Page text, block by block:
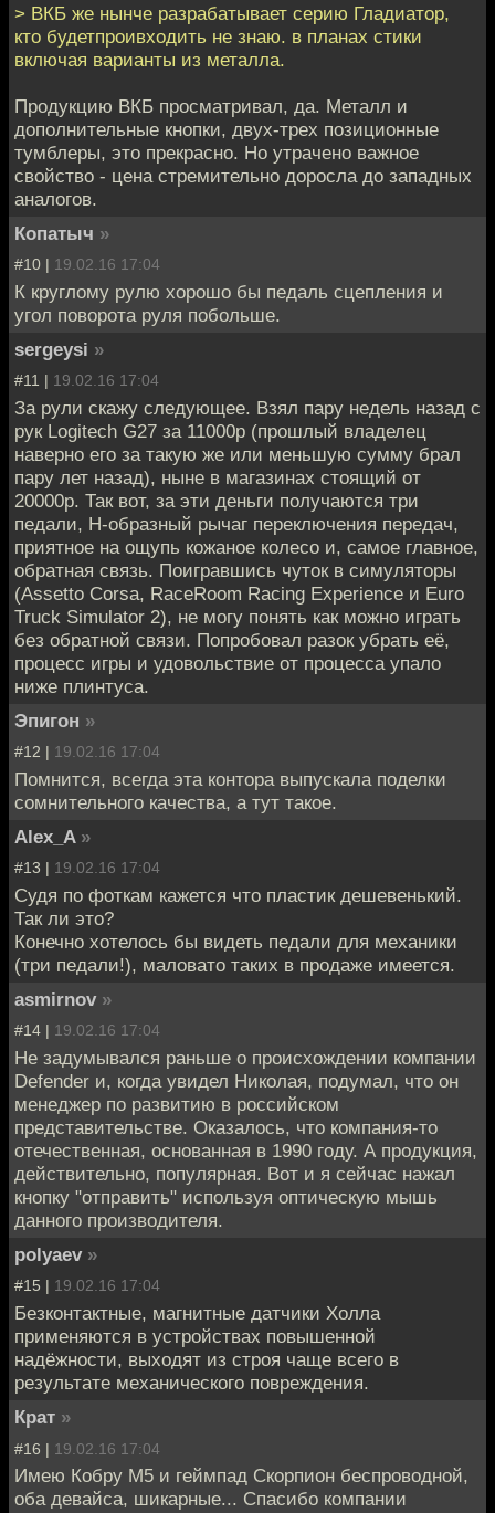
> ВКБ же нынче разрабатывает серию Гладиатор,
кто будетпроивходить не знаю. в планах стики
включая варианты из металла.
Продукцию ВКБ просматривал, да. Металл и
дополнительные кнопки, двух-трех позиционные
тумблеры, это прекрасно. Но утрачено важное
свойство - цена стремительно доросла до западных
аналогов.
Копатыч »
#10 | 19.02.16 17:04
К круглому рулю хорошо бы педаль сцепления и
угол поворота руля побольше.
sergeysi »
#11 | 19.02.16 17:04
За рули скажу следующее. Взял пару недель назад с
рук Logitech G27 за 11000р (прошлый владелец
наверно его за такую же или меньшую сумму брал
пару лет назад), ныне в магазинах стоящий от
20000р. Так вот, за эти деньги получаются три
педали, Н-образный рычаг переключения передач,
приятное на ощупь кожаное колесо и, самое главное,
обратная связь. Поигравшись чуток в симуляторы
(Assetto Corsa, RaceRoom Racing Experience и Euro
Truck Simulator 2), не могу понять как можно играть
без обратной связи. Попробовал разок убрать её,
процесс игры и удовольствие от процесса упало
ниже плинтуса.
Эпигон »
#12 | 19.02.16 17:04
Помнится, всегда эта контора выпускала поделки
сомнительного качества, а тут такое.
Alex_A »
#13 | 19.02.16 17:04
Судя по фоткам кажется что пластик дешевенький.
Так ли это?
Конечно хотелось бы видеть педали для механики
(три педали!), маловато таких в продаже имеется.
asmirnov »
#14 | 19.02.16 17:04
Не задумывался раньше о происхождении компании
Defender и, когда увидел Николая, подумал, что он
менеджер по развитию в российском
представительстве. Оказалось, что компания-то
отечественная, основанная в 1990 году. А продукция,
действительно, популярная. Вот и я сейчас нажал
кнопку "отправить" используя оптическую мышь
данного производителя.
polyaev »
#15 | 19.02.16 17:04
Безконтактные, магнитные датчики Холла
применяются в устройствах повышенной
надёжности, выходят из строя чаще всего в
результате механического повреждения.
Крат »
#16 | 19.02.16 17:04
Имею Кобру М5 и геймпад Скорпион беспроводной,
оба девайса, шикарные... Спасибо компании